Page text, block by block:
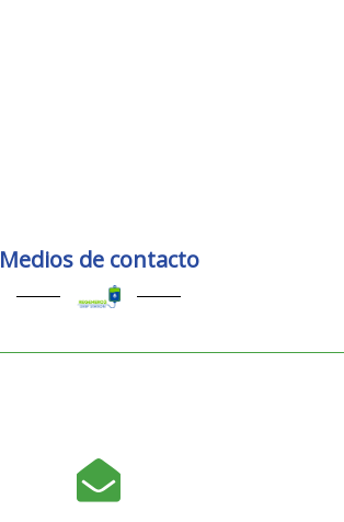
Medios de contacto